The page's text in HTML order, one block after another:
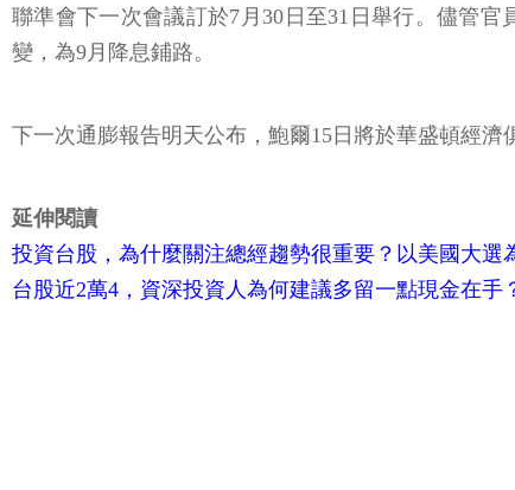
聯準會下一次會議訂於7月30日至31日舉行。儘管
變，為9月降息鋪路。
下一次通膨報告明天公布，鮑爾15日將於華盛頓經濟
延伸閱讀
投資台股，為什麼關注總經趨勢很重要？以美國大選
台股近2萬4，資深投資人為何建議多留一點現金在手